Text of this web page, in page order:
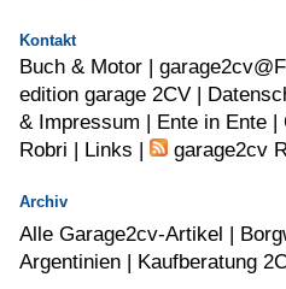
Kontakt
Buch & Motor|
edition garage 2CV |
& Impressum | Ente in Ente |
Robri | Links | garage2cv
Archiv
Alle Garage2cv-Artikel |
Argentinien| Kaufberatung